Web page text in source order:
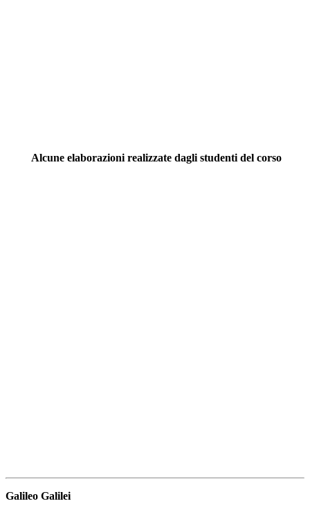
Alcune elaborazioni realizzate dagli studenti del corso
Galileo Galilei